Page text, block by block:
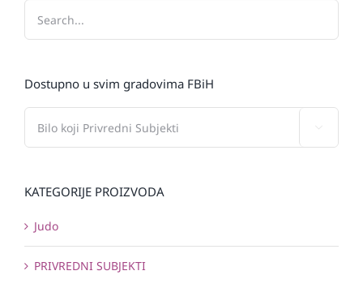
Dostupno u svim gradovima FBiH
KATEGORIJE PROIZVODA
Judo
PRIVREDNI SUBJEKTI